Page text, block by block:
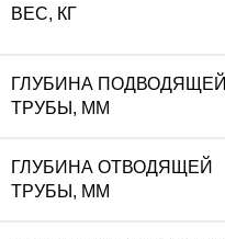
ВЕС, КГ
ГЛУБИНА ПОДВОДЯЩЕЙ
ТРУБЫ, ММ
ГЛУБИНА ОТВОДЯЩЕЙ
ТРУБЫ, ММ